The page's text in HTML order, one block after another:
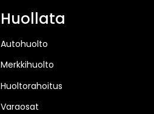
Huollata
Autohuolto
Merkkihuolto
Huoltorahoitus
Varaosat